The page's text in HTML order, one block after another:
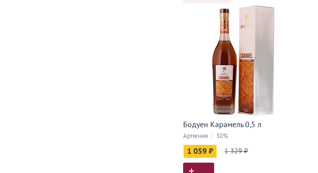
Бодуен Карамель 0,5 л
Армения / 30%
1 059 ₽ 1 329 ₽